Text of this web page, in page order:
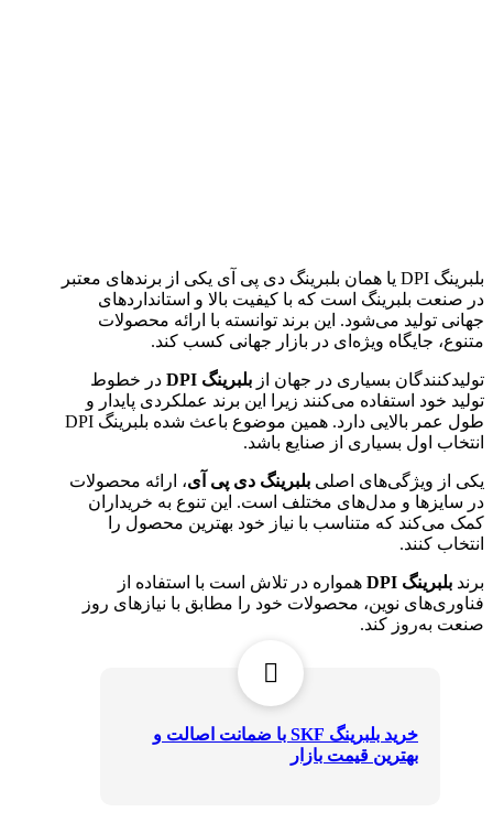
بلبرینگ DPI یا همان بلبرینگ دی پی آی یکی از برندهای معتبر
در صنعت بلبرینگ است که با کیفیت بالا و استانداردهای
جهانی تولید می‌شود. این برند توانسته با ارائه محصولات
متنوع، جایگاه ویژه‌ای در بازار جهانی کسب کند.
تولیدکنندگان بسیاری در جهان از بلبرینگ DPI
در خطوط
تولید خود استفاده می‌کنند زیرا این برند عملکردی پایدار و
طول عمر بالایی دارد. همین موضوع باعث شده بلبرینگ DPI
انتخاب اول بسیاری از صنایع باشد.
یکی از ویژگی‌های اصلی بلبرینگ دی پی آی، ارائه محصولات
در سایزها و مدل‌های مختلف است. این تنوع به خریداران
کمک می‌کند که متناسب با نیاز خود بهترین محصول را
انتخاب کنند.
برند بلبرینگ DPI
همواره در تلاش است با استفاده از
فناوری‌های نوین، محصولات خود را مطابق با نیازهای روز
صنعت به‌روز کند.
خرید بلبرینگ SKF
با ضمانت اصالت و
بهترین قیمت بازار